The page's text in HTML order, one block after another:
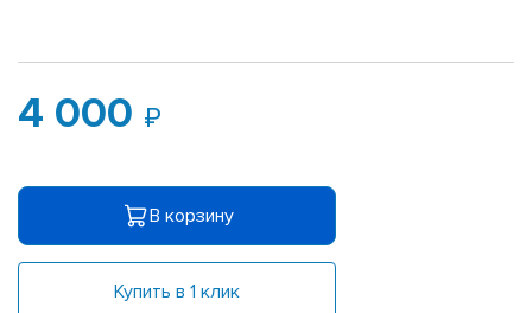
4 000
В корзину
Купить в 1 клик